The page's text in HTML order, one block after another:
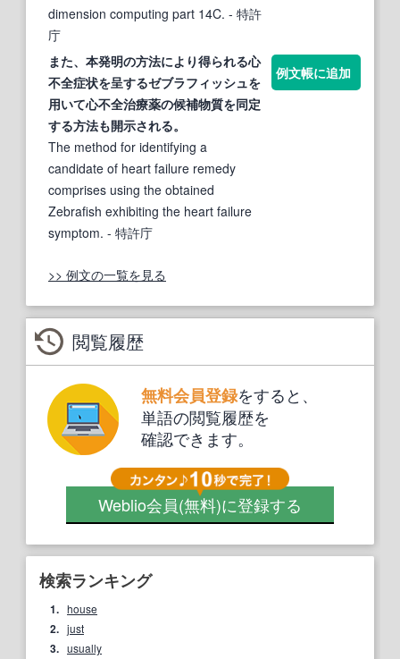
dimension computing part 14C. - 特許
庁
また、本発明の方法により得られる心
不全症状を呈するゼブラフィッシュを
用いて心不全治療薬の候補物質を同定
する方法も開示される。
The method for identifying a
candidate of heart failure remedy
comprises using the obtained
Zebrafish exhibiting the heart failure
symptom. - 特許庁
例文帳に追加
>> 例文の一覧を見る
閲覧履歴
無料会員登録をすると、
単語の閲覧履歴を
確認できます。
Weblio会員(無料)に登録する
検索ランキング
1. house
2. just
3. usually